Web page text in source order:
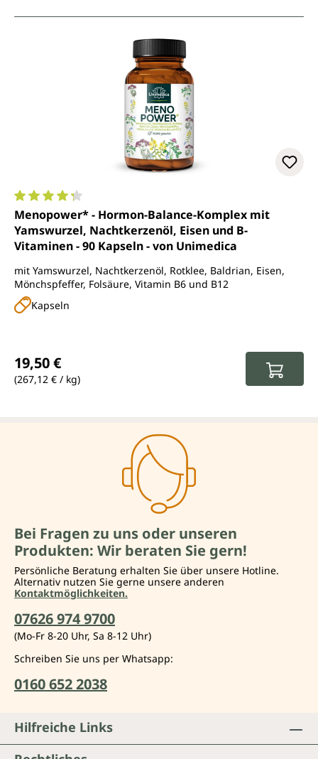
Durchschnittliche Bewertung von 4.3 von 5 Sternen
Menopower* - Hormon-Balance-Komplex mit
Yamswurzel, Nachtkerzenöl, Eisen und B-
Vitaminen - 90 Kapseln - von Unimedica
mit Yamswurzel, Nachtkerzenöl, Rotklee, Baldrian, Eisen,
Mönchspfeffer, Folsäure, Vitamin B6 und B12
Kapseln
19,50 €
(267,12 € / kg)
Bei Fragen zu uns oder unseren
Produkten: Wir beraten Sie gern!
Persönliche Beratung erhalten Sie über unsere Hotline.
Alternativ nutzen Sie gerne unsere anderen
Kontaktmöglichkeiten.
07626 974 9700
(Mo-Fr 8-20 Uhr, Sa 8-12 Uhr)
Schreiben Sie uns per Whatsapp:
0160 652 2038
Hilfreiche Links